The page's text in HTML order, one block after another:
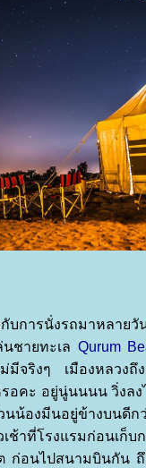
บการนั่งรถมาหลาย
ชายทะเล Qurum
จริงๆ เมืองหลวงถึ
คะ อยู่นู่นนนน วิ่งลง
วนน้องมีนอยู่ข้างบน
าที่โรงแรมก่อนเก็บ
ก่อนไปสนามบินกัน ถึ